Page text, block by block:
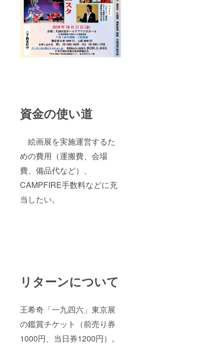
資金の使い道
絵画展を実施運営するた
めの費用（運搬費、会場
費、備品代など）、
CAMPFIRE手数料などに充
当したい。
リターンについて
王希奇「一九四六」東京展
の鑑賞チケット（前売り券
1000円、当日券1200円）。